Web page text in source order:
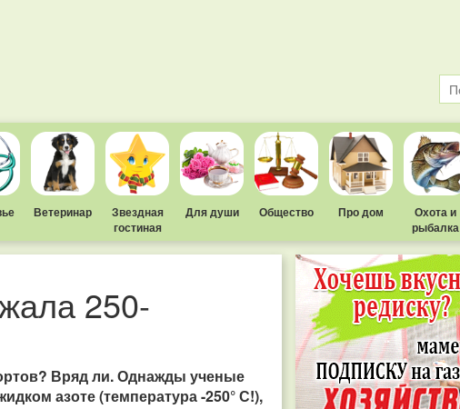
Ветеринар
Звездная
гостиная
Для души Общество Про дом
Охота и
рыбалка
250-
Вряд ли. Однажды ученые
азоте (температура -250° С!),